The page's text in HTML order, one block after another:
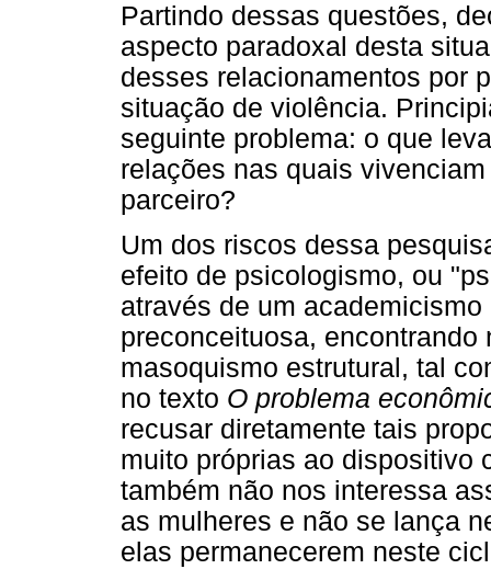
Partindo dessas questões,
aspecto paradoxal desta
desses relacionamentos por
situação de violência.
seguinte problema: o que
relações nas quais
parceiro?
Um dos riscos dessa
efeito de psicologismo, ou
através de um
preconceituosa,
masoquismo estrutural, tal
no texto O problema
recusar diretamente tais
muito próprias ao dispositivo
também não nos interessa
as mulheres e não se lança
elas permanecerem neste